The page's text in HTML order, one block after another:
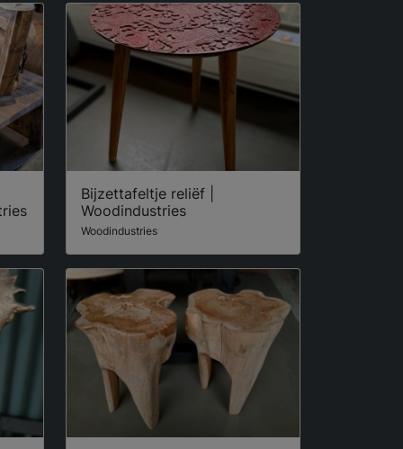
Bijzettafeltje reliëf |
Woodindustries
Woodindustries